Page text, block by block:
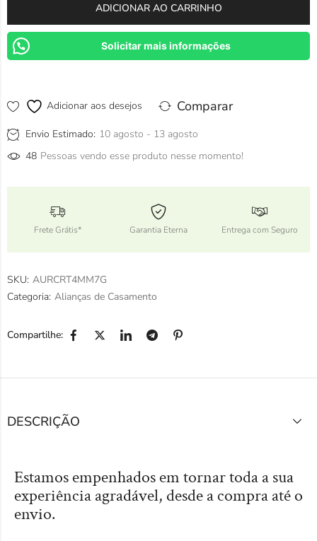
ADICIONAR AO CARRINHO
Solicitar mais informações
Adicionar aos desejos Comparar
Envio Estimado: 10 agosto - 13 agosto
48 Pessoas vendo esse produto nesse momento!
Frete Grátis* Garantia Eterna Entrega com Seguro
SKU: AURCRT4MM7G
Categoria: Alianças de Casamento
Compartilhe:
DESCRIÇÃO
Estamos empenhados em tornar toda a sua
experiência agradável, desde a compra até o
envio.